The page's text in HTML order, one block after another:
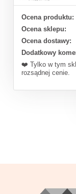
Ocena produktu:
Ocena sklepu:
Ocena dostawy:
Dodatkowy
❤️ Tylko w tym
rozsądnej cenie.